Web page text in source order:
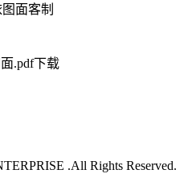
面客制
.pdf下载
.All Rights Reserved.